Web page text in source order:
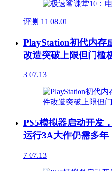
评测 11 08.01
PlayStation初代内存
改造突破上限但门槛
3 07.13
PS5模拟器启动开发
运行3A大作仍需多年
7 07.13